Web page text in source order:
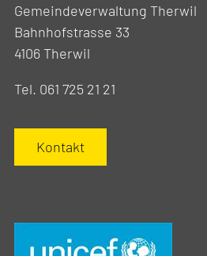
Gemeindeverwaltung Therwil
Bahnhofstrasse 33
4106 Therwil
Tel. 061 725 21 21
Kontakt